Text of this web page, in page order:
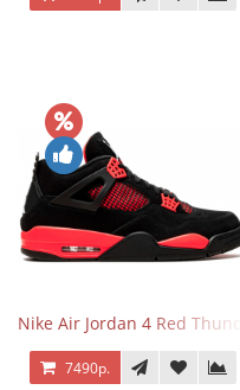
Nike Air Jordan 4 Red
7490р.